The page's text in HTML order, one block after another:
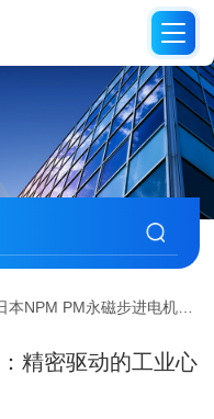
NPM PM永磁步进电机：精密驱动的工业心脏-成都藤田提供
精密驱动的工业心